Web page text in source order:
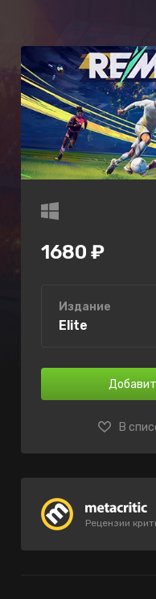
1680 ₽
Издание
Elite
В
Рецензии